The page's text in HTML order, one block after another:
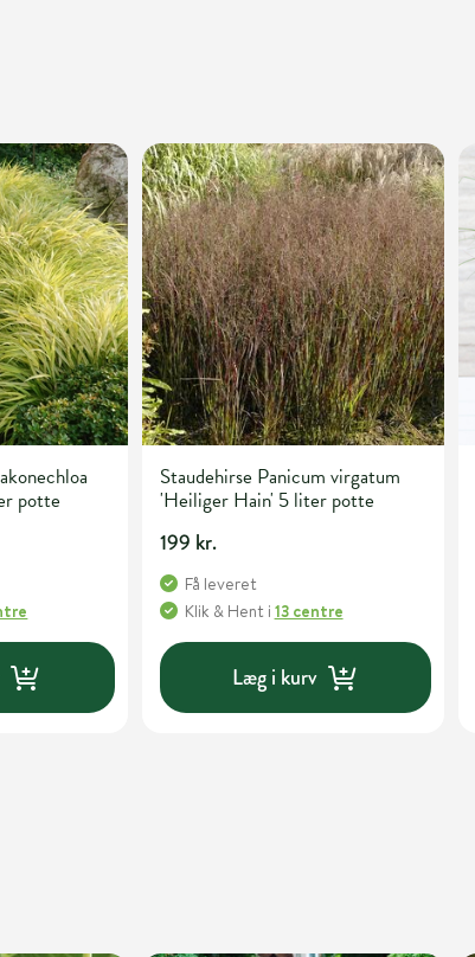
potte
Staudehirse Panicum virgatum
'Heiliger Hain' 5 liter potte
199 kr.
Få leveret
Klik & Hent i 13 centre
Læg i kurv